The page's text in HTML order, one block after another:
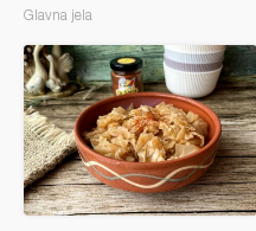
Glavna jela